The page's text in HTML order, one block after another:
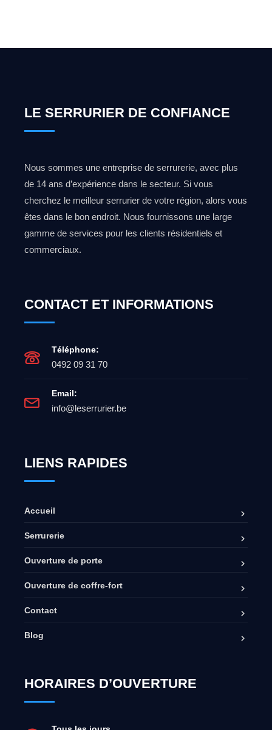
LE SERRURIER DE CONFIANCE
Nous sommes une entreprise de serrurerie, avec plus
de 14 ans d’expérience dans le secteur. Si vous
cherchez le meilleur serrurier de votre région, alors vous
êtes dans le bon endroit. Nous fournissons une large
gamme de services pour les clients résidentiels et
commerciaux.
CONTACT ET INFORMATIONS
Téléphone:
0492 09 31 70
Email:
info@leserrurier.be
LIENS RAPIDES
Accueil
Serrurerie
Ouverture de porte
Ouverture de coffre-fort
Contact
Blog
HORAIRES D’OUVERTURE